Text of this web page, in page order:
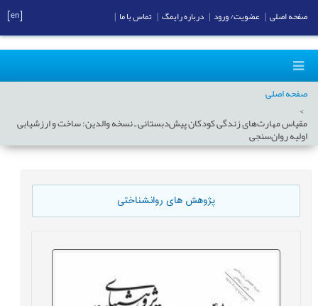
صفحه اصلی
مقیاس مهارت‌های زندگی کودکان پیش‌دبستانی ـ نسخه والدین: ساخت و ارزشیابی
اولیه روان‌سنجی
پژوهش های روانشناختی
صفحه اصلی عضویت/ ورود درباره رایمگ تماس با ما